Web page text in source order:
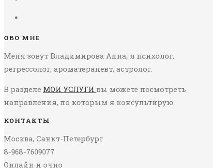
ОБО МНЕ
Меня зовут Владимирова Анна, я психолог,
регрессолог, ароматерапевт, астролог.
В разделе МОИ УСЛУГИ вы можете посмотреть
направления, по которым я консультирую.
КОНТАКТЫ
Москва, Санкт-Петербург
8-968-7609077
Онлайн и очно